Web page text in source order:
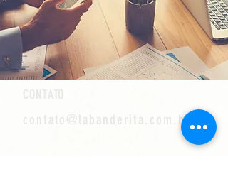
contato@labanderita.com.br